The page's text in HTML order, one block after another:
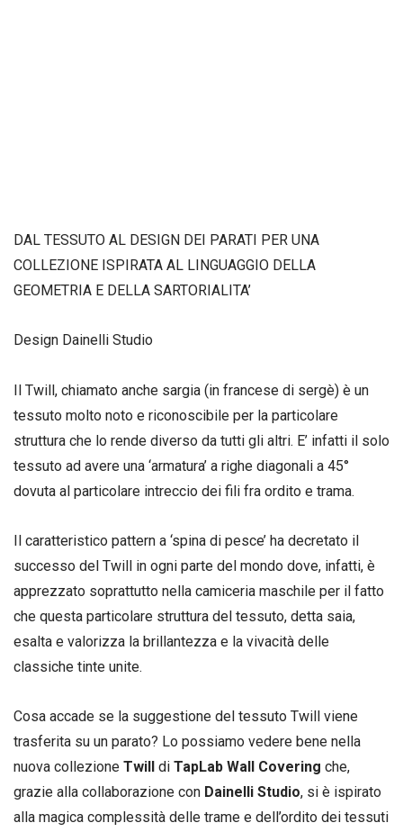
DAL TESSUTO AL DESIGN DEI PARATI PER UNA
COLLEZIONE ISPIRATA AL LINGUAGGIO DELLA
GEOMETRIA E DELLA SARTORIALITA’
Design Dainelli Studio
Il Twill, chiamato anche sargia (in francese di sergè) è un
tessuto molto noto e riconoscibile per la particolare
struttura che lo rende diverso da tutti gli altri. E’ infatti il solo
tessuto ad avere una ‘armatura’ a righe diagonali a 45°
dovuta al particolare intreccio dei fili fra ordito e trama.
Il caratteristico pattern a ‘spina di pesce’ ha decretato il
successo del Twill in ogni parte del mondo dove, infatti, è
apprezzato soprattutto nella camiceria maschile per il fatto
che questa particolare struttura del tessuto, detta saia,
esalta e valorizza la brillantezza e la vivacità delle
classiche tinte unite.
Cosa accade se la suggestione del tessuto Twill viene
trasferita su un parato? Lo possiamo vedere bene nella
nuova collezione Twill di TapLab Wall Covering che,
grazie alla collaborazione con Dainelli Studio, si è ispirato
alla magica complessità delle trame e dell’ordito dei tessuti